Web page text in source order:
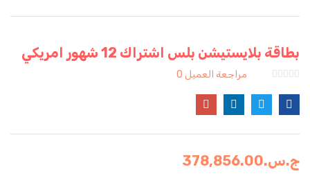
ادخل اسم المستخدم وكلمة المرور للدخول.
تذكرنى
تسجيل الدخول
بطاقة بلايستيشن بلس اشتراك 12 شهور امريكي
مراجعة العميل 0
ج.س.378,856.00